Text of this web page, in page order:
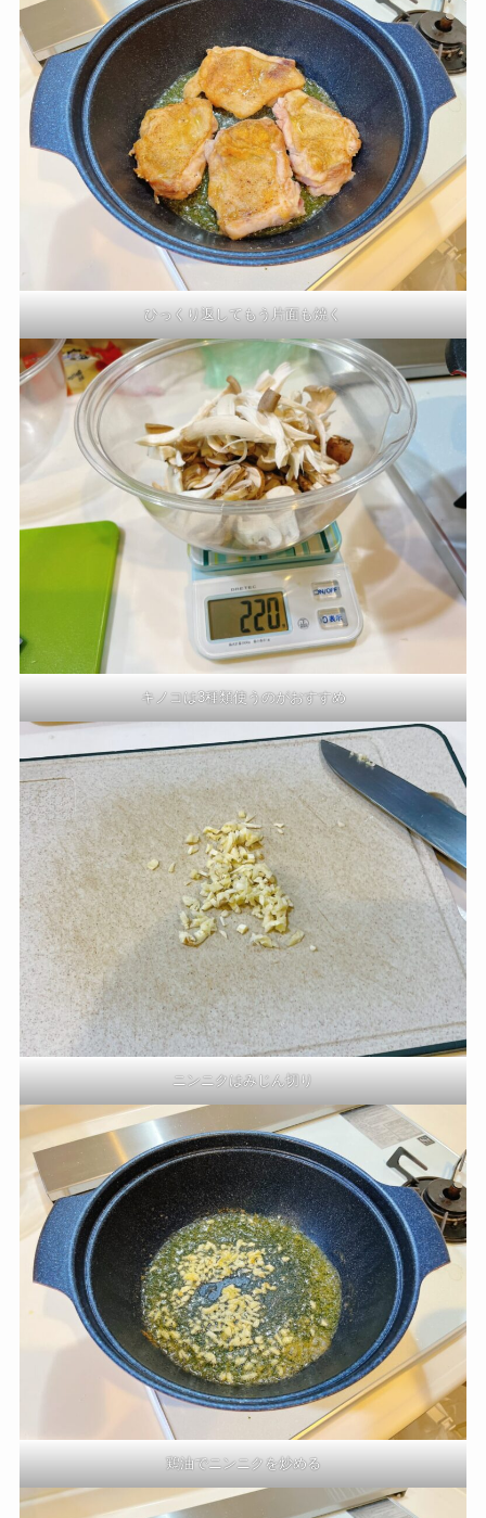
ひっくり返してもう片面も焼く
キノコは3種類使うのがおすすめ
ニンニクはみじん切り
鶏油でニンニクを炒める